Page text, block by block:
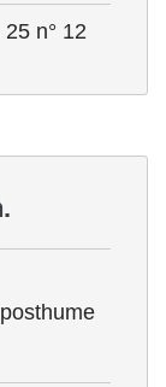
n° 12